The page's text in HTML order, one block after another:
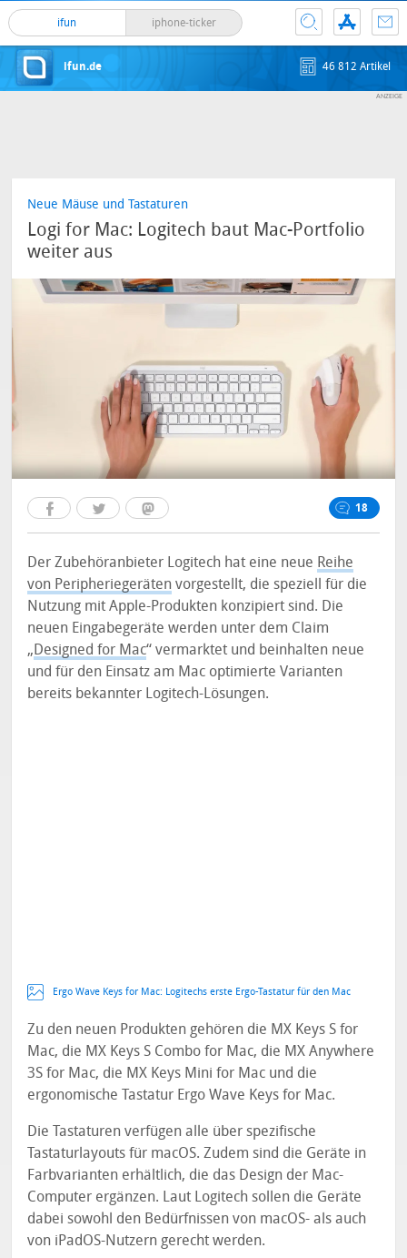
ifun iphone-ticker
ifun.de 46 812 Artikel
Neue Mäuse und Tastaturen
Logi for Mac: Logitech baut Mac-Portfolio
weiter aus
18
Der Zubehöranbieter Logitech hat eine neue Reihe
von Peripheriegeräten vorgestellt, die speziell für die
Nutzung mit Apple-Produkten konzipiert sind. Die
neuen Eingabegeräte werden unter dem Claim
„Designed for Mac“ vermarktet und beinhalten neue
und für den Einsatz am Mac optimierte Varianten
bereits bekannter Logitech-Lösungen.
Ergo Wave Keys for Mac: Logitechs erste Ergo-Tastatur für den Mac
Zu den neuen Produkten gehören die MX Keys S for
Mac, die MX Keys S Combo for Mac, die MX Anywhere
3S for Mac, die MX Keys Mini for Mac und die
ergonomische Tastatur Ergo Wave Keys for Mac.
Die Tastaturen verfügen alle über spezifische
Tastaturlayouts für macOS. Zudem sind die Geräte in
Farbvarianten erhältlich, die das Design der Mac-
Computer ergänzen. Laut Logitech sollen die Geräte
dabei sowohl den Bedürfnissen von macOS- als auch
von iPadOS-Nutzern gerecht werden.